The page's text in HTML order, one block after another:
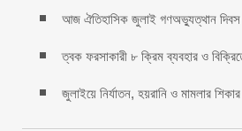
আজ ঐতিহাসিক জুলাই গণঅভ্যুত্থান দিবস
ত্বক ফরসাকারী ৮ ক্রিম ব্যবহার ও বিক্রিতে
জুলাইয়ে নির্যাতন, হয়রানি ও মামলার